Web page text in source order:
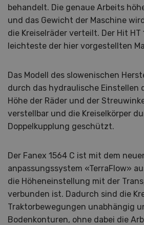
behandelt. Die genaue Arbeits
und das Gewicht der Maschine
die Kreiselräder verteilt. Der Hit HT
leichteste der hier vorgestellten
Das Modell des slowenischen
durch das hydraulische Einstellen
Höhe der Räder und der
verstellbar und die Kreiselkörper
Doppelkupplung geschützt.
Der Fanex 1564 C ist mit dem
anpassungssystem «TerraFlow»
die Höheneinstellung mit der
verbunden ist. Dadurch sind die
Traktorbewegungen unabhängig
Bodenkonturen, ohne dabei die